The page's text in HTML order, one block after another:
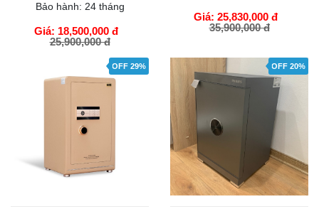
Bảo hành: 24 tháng
Giá: 18,500,000 đ
25,900,000 đ
GIỎ HÀNG
Giá: 25,830,000 đ
35,900,000 đ
OFF 29% OFF 20%